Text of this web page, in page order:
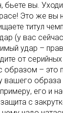
бьете вы.
Это же вы
титул
(у вас
удар –
от
образом – это
вашего
его и
с